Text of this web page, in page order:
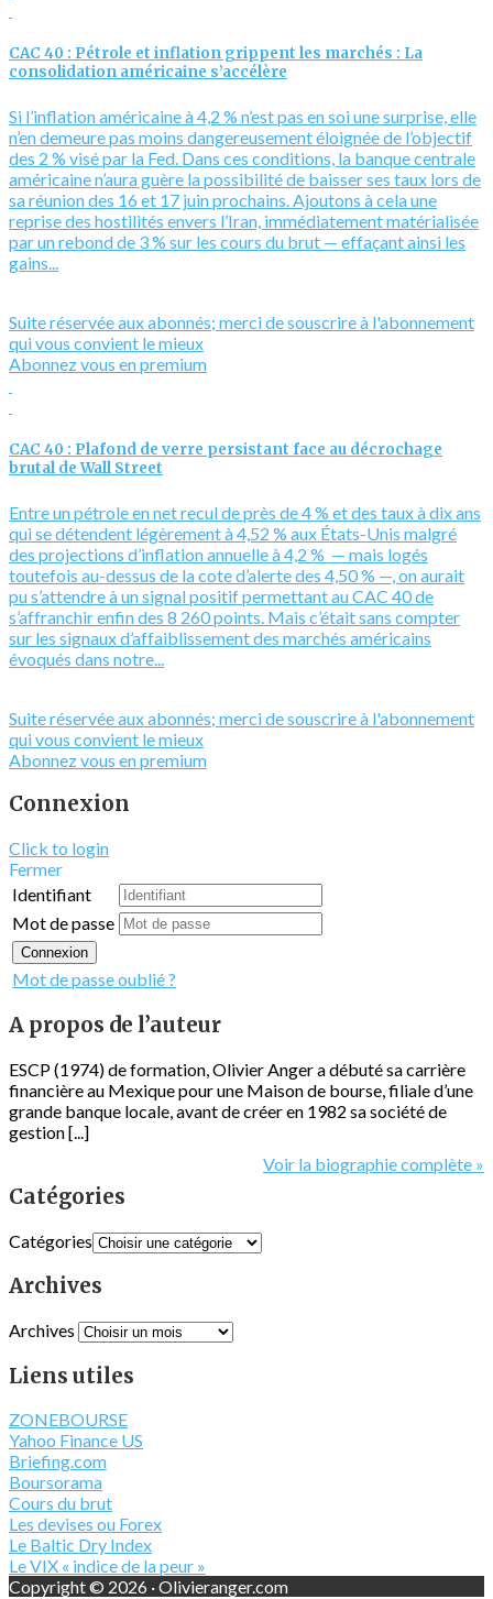
CAC 40 : Pétrole et inflation grippent les marchés : La
consolidation américaine s’accélère
Si l’inflation américaine à 4,2 % n’est pas en soi une surprise, elle
n’en demeure pas moins dangereusement éloignée de l’objectif
des 2 % visé par la Fed. Dans ces conditions, la banque centrale
américaine n’aura guère la possibilité de baisser ses taux lors de
sa réunion des 16 et 17 juin prochains. Ajoutons à cela une
reprise des hostilités envers l’Iran, immédiatement matérialisée
par un rebond de 3 % sur les cours du brut — effaçant ainsi les
gains...
Suite réservée aux abonnés; merci de souscrire à l'abonnement
qui vous convient le mieux
Abonnez vous en premium
CAC 40 : Plafond de verre persistant face au décrochage
brutal de Wall Street
Entre un pétrole en net recul de près de 4 % et des taux à dix ans
qui se détendent légèrement à 4,52 % aux États-Unis malgré
des projections d’inflation annuelle à 4,2 % — mais logés
toutefois au-dessus de la cote d’alerte des 4,50 % —, on aurait
pu s’attendre à un signal positif permettant au CAC 40 de
s’affranchir enfin des 8 260 points. Mais c’était sans compter
sur les signaux d’affaiblissement des marchés américains
évoqués dans notre...
Suite réservée aux abonnés; merci de souscrire à l'abonnement
qui vous convient le mieux
Abonnez vous en premium
Connexion
Click to login
Fermer
Identifiant
Mot de passe
Connexion
Mot de passe oublié ?
A propos de l’auteur
ESCP (1974) de formation, Olivier Anger a débuté sa carrière
financière au Mexique pour une Maison de bourse, filiale d’une
grande banque locale, avant de créer en 1982 sa société de
gestion [...]
Voir la biographie complète »
Catégories
Catégories
Archives
Archives
Liens utiles
ZONEBOURSE
Yahoo Finance US
Briefing.com
Boursorama
Cours du brut
Les devises ou Forex
Le Baltic Dry Index
Le VIX « indice de la peur »
Copyright © 2026 · Olivieranger.com